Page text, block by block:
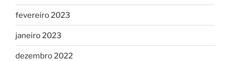
fevereiro 2023
janeiro 2023
dezembro 2022